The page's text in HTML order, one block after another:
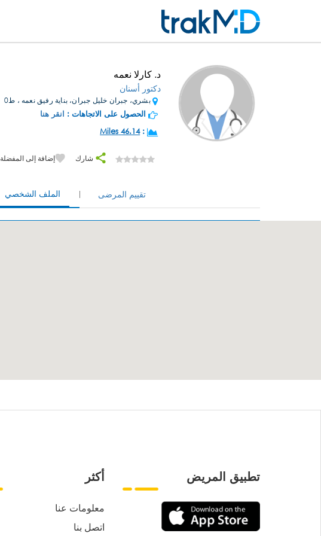
د. كارلا نعمه
دكتور أسنان
بشري، جبران خليل جبران، بناية رفيق نعمه ، ط0
الحصول على الاتجاهات : انقر هنا
:
46.14 Miles
شارك إضافة إلى المفضلة
الملف الشخصي تقييم المرضى
أكثر
معلومات عنا
اتصل بنا
تطبيق المريض